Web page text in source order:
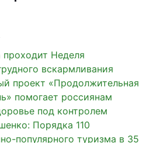
проходит Неделя
вскармливания
проект «Продолжительная
помогает россиянам
под контролем
Порядка 110
популярного туризма в 35